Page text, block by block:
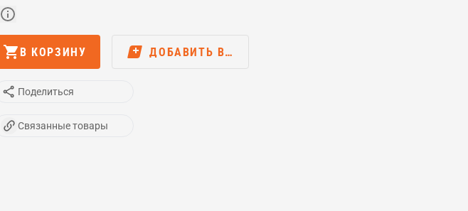
В КОРЗИНУ ДОБАВИТЬ В…
Поделиться
Связанные товары